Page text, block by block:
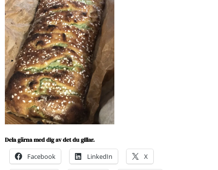
Dela gärna med dig av det du gillar.
Facebook LinkedIn X